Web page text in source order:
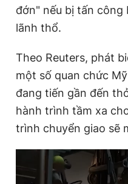
đớn" nếu bị tấn công
lãnh thổ.
Theo Reuters, phát
một số quan chức
đang tiến gần đến
hành trình tầm xa
trình chuyển giao sẽ